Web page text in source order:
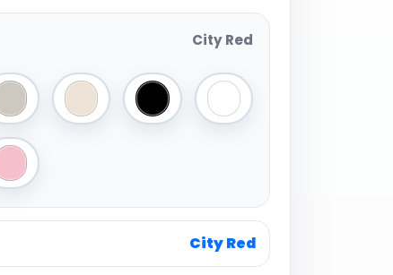
City Red
Grey White Sand Black White
Pink
City Red